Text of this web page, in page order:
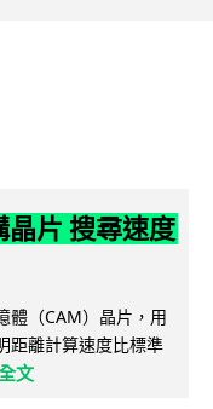
片 搜尋速度
體（CAM）晶片，用
距離計算速度比標準
文